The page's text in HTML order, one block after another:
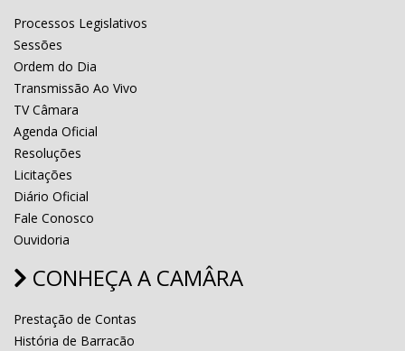
Processos Legislativos
Sessões
Ordem do Dia
Transmissão Ao Vivo
TV Câmara
Agenda Oficial
Resoluções
Licitações
Diário Oficial
Fale Conosco
Ouvidoria
CONHEÇA A CAMÂRA
Prestação de Contas
História de Barracão